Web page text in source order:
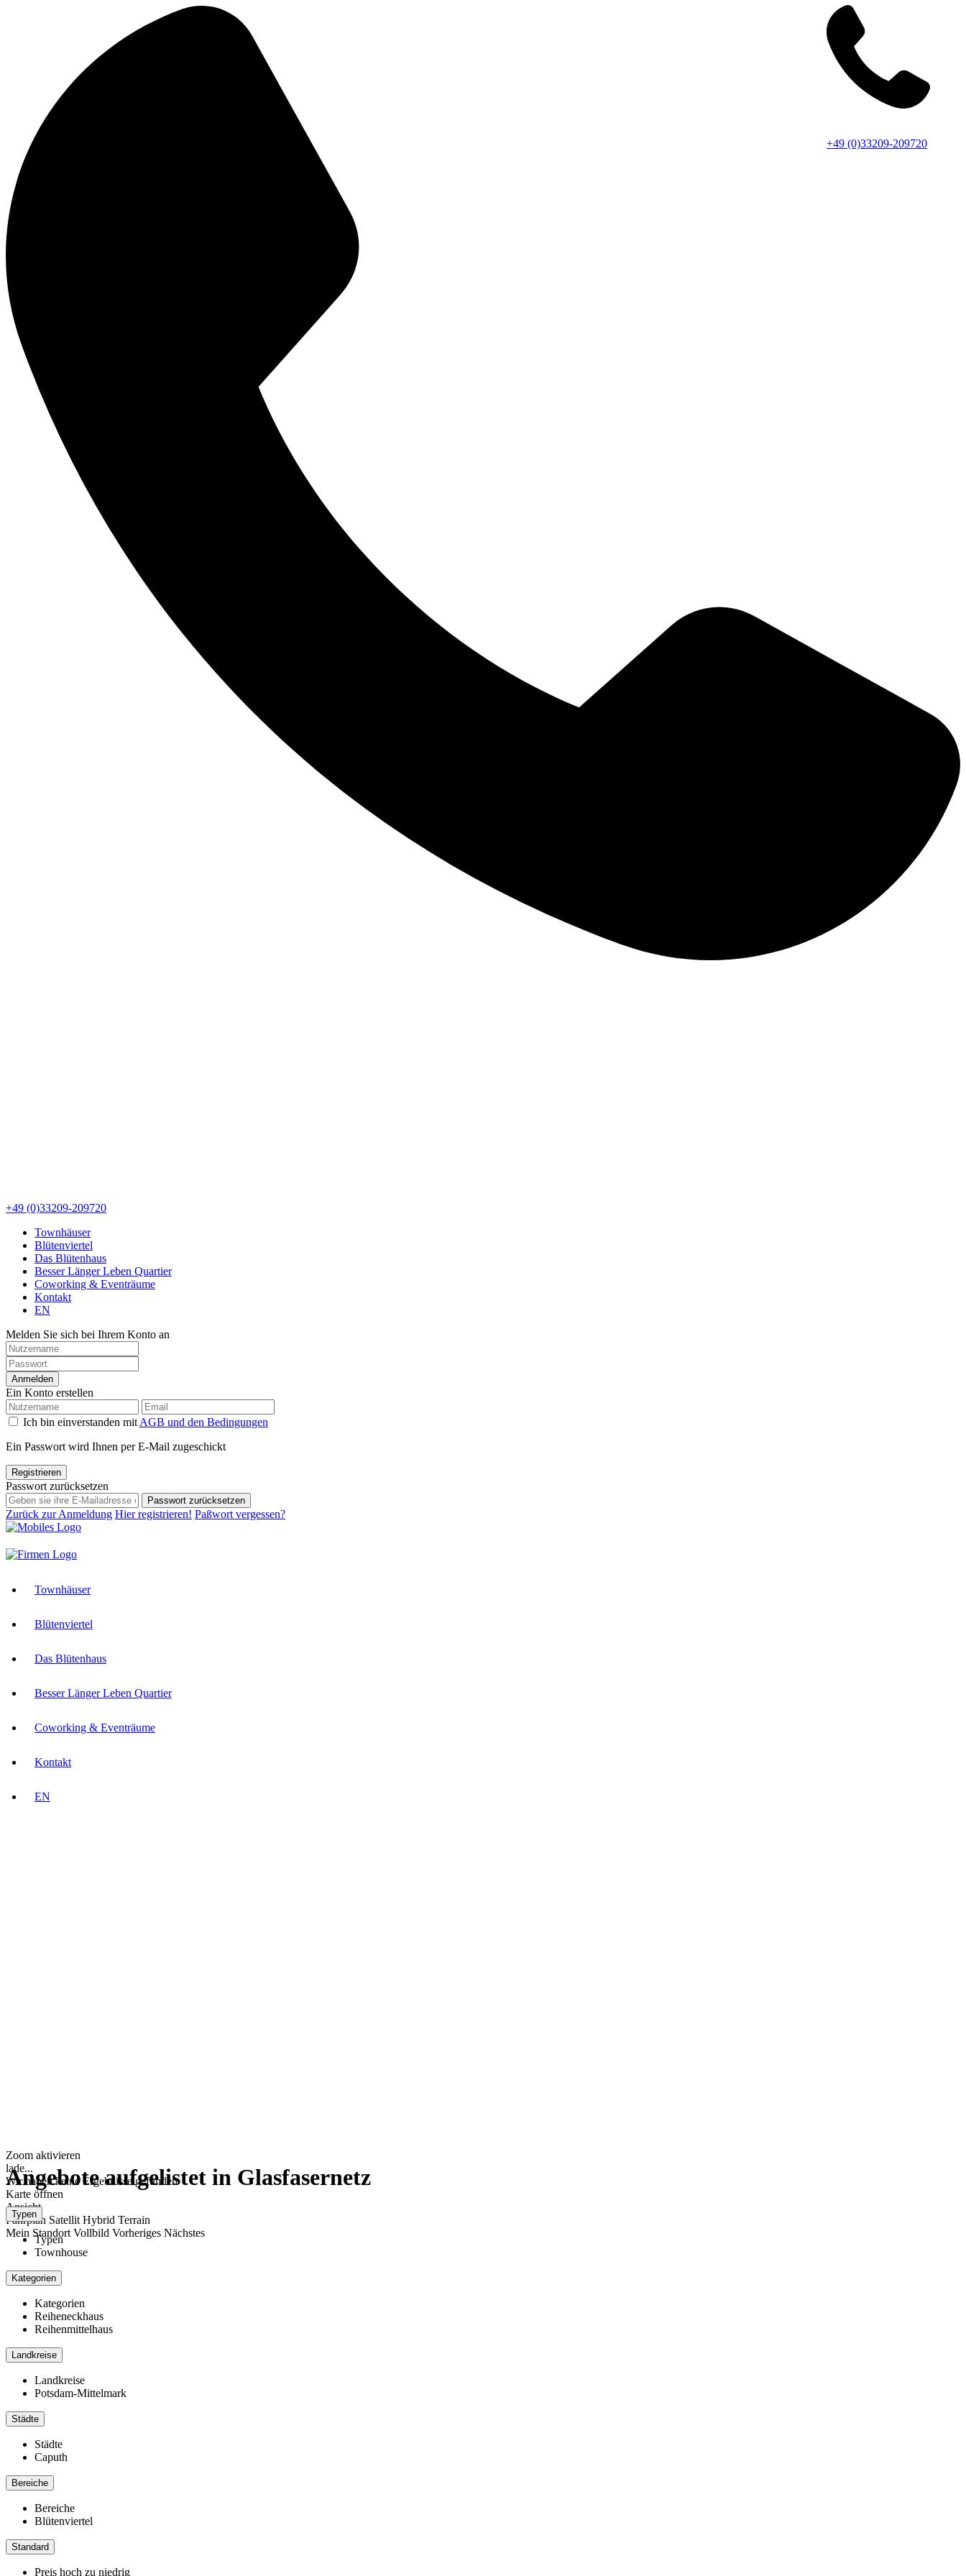
+49 (0)33209-209720
Townhäuser
Blütenviertel
Das Blütenhaus
Besser Länger Leben Quartier
Coworking & Eventräume
Kontakt
EN
Melden Sie sich bei Ihrem Konto an
Anmelden
Ein Konto erstellen
Ich bin einverstanden mit AGB und den Bedingungen
Ein Passwort wird Ihnen per E-Mail zugeschickt
Registrieren
Passwort zurücksetzen
Passwort zurücksetzen
Zurück zur Anmeldung Hier registrieren! Paßwort vergessen?
Townhäuser
Blütenviertel
Das Blütenhaus
Besser Länger Leben Quartier
Coworking & Eventräume
Kontakt
EN
+49 (0)33209-209720
Zoom aktivieren
lade...
Wir haben keine Ergebnisse gefunden
Karte öffnen
Ansicht
Fahrplan Satellit Hybrid Terrain
Mein Standort Vollbild Vorheriges Nächstes
Angebote aufgelistet in Glasfasernetz
Typen
Typen
Townhouse
Kategorien
Kategorien
Reiheneckhaus
Reihenmittelhaus
Landkreise
Landkreise
Potsdam-Mittelmark
Städte
Städte
Caputh
Bereiche
Bereiche
Blütenviertel
Standard
Preis hoch zu niedrig